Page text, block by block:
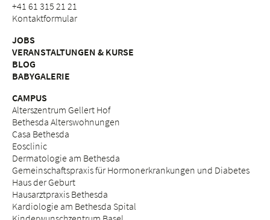
+41 61 315 21 21
Kontaktformular
JOBS
VERANSTALTUNGEN & KURSE
BLOG
BABYGALERIE
CAMPUS
Alterszentrum Gellert Hof
Bethesda Alterswohnungen
Casa Bethesda
Eosclinic
Dermatologie am Bethesda
Gemeinschaftspraxis für Hormonerkrankungen und Diabetes
Haus der Geburt
Hausarztpraxis Bethesda
Kardiologie am Bethesda Spital